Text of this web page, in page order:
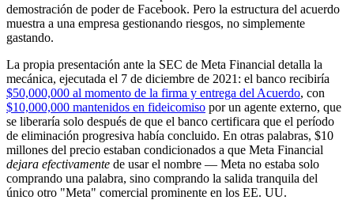
demostración de poder de Facebook. Pero la estructura del acuerdo
muestra a una empresa gestionando riesgos, no simplemente
gastando.
La propia presentación ante la SEC de Meta Financial detalla la
mecánica, ejecutada el 7 de diciembre de 2021: el banco recibiría
$50,000,000 al momento de la firma y entrega del Acuerdo, con
$10,000,000 mantenidos en fideicomiso por un agente externo, que
se liberaría solo después de que el banco certificara que el período
de eliminación progresiva había concluido. En otras palabras, $10
millones del precio estaban condicionados a que Meta Financial
dejara efectivamente de usar el nombre — Meta no estaba solo
comprando una palabra, sino comprando la salida tranquila del
único otro "Meta" comercial prominente en los EE. UU.